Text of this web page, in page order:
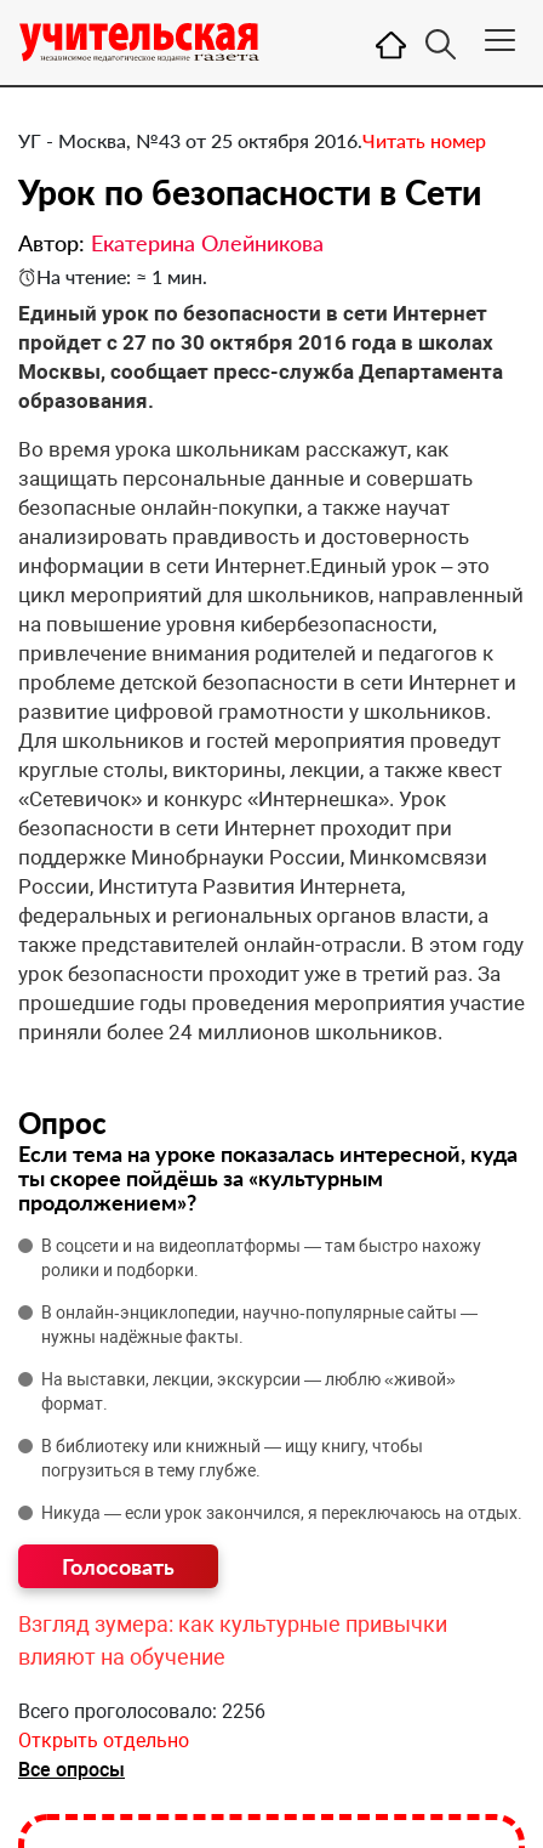
УГ - Москва, №43 от 25 октября 2016.Читать номер
​Урок по безопасности в Сети
Автор: Екатерина Олейникова
На чтение: ≈ 1 мин.
Единый урок по безопасности в сети Интернет
пройдет с 27 по 30 октября 2016 года в школах
Москвы, сообщает пресс-служба Департамента
образования.
Во время урока школьникам расскажут, как
защищать персональные данные и совершать
безопасные онлайн-покупки, а также научат
анализировать правдивость и достоверность
информации в сети Интернет.Единый урок – это
цикл мероприятий для школьников, направленный
на повышение уровня кибербезопасности,
привлечение внимания родителей и педагогов к
проблеме детской безопасности в сети Интернет и
развитие цифровой грамотности у школьников.
Для школьников и гостей мероприятия проведут
круглые столы, викторины, лекции, а также квест
«Сетевичок» и конкурс «Интернешка». Урок
безопасности в сети Интернет проходит при
поддержке Минобрнауки России, Минкомсвязи
России, Института Развития Интернета,
федеральных и региональных органов власти, а
также представителей онлайн-отрасли. В этом году
урок безопасности проходит уже в третий раз. За
прошедшие годы проведения мероприятия участие
приняли более 24 миллионов школьников.
Опрос
Если тема на уроке показалась интересной, куда
ты скорее пойдёшь за «культурным
продолжением»?
В соцсети и на видеоплатформы — там быстро нахожу
ролики и подборки.
В онлайн‑энциклопедии, научно‑популярные сайты —
нужны надёжные факты.
На выставки, лекции, экскурсии — люблю «живой»
формат.
В библиотеку или книжный — ищу книгу, чтобы
погрузиться в тему глубже.
Никуда — если урок закончился, я переключаюсь на отдых.
Взгляд зумера: как культурные привычки
влияют на обучение
Всего проголосовало: 2256
Открыть отдельно
Все опросы